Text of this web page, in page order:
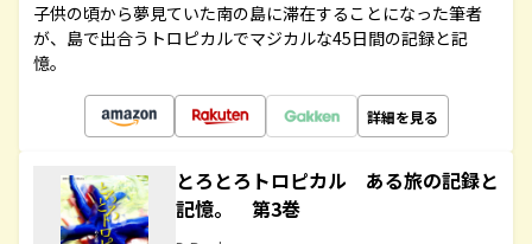
子供の頃から夢見ていた南の島に滞在することになった筆者
が、島で出合うトロピカルでマジカルな45日間の記録と記
憶。
詳細を見る
とろとろトロピカル ある旅の記録と
記憶。 第3巻